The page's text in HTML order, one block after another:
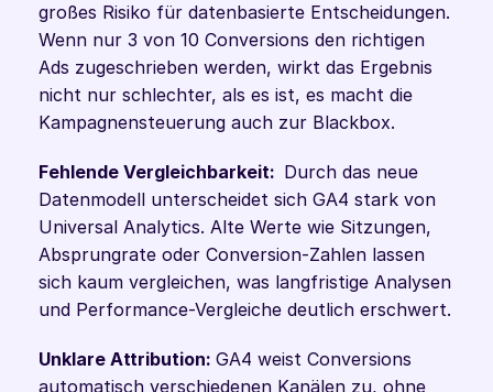
großes Risiko für datenbasierte Entscheidungen.
Wenn nur 3 von 10 Conversions den richtigen
Ads zugeschrieben werden, wirkt das Ergebnis
nicht nur schlechter, als es ist, es macht die
Kampagnensteuerung auch zur Blackbox.
Fehlende Vergleichbarkeit: Durch das neue
Datenmodell unterscheidet sich GA4 stark von
Universal Analytics. Alte Werte wie Sitzungen,
Absprungrate oder Conversion-Zahlen lassen
sich kaum vergleichen, was langfristige Analysen
und Performance-Vergleiche deutlich erschwert.
Unklare Attribution: GA4 weist Conversions
automatisch verschiedenen Kanälen zu, ohne